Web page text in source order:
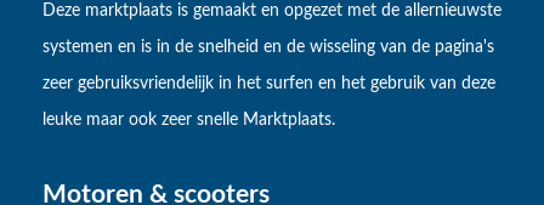
Deze marktplaats is gemaakt en opgezet met de allernieuwste
systemen en is in de snelheid en de wisseling van de pagina's
zeer gebruiksvriendelijk in het surfen en het gebruik van deze
leuke maar ook zeer snelle Marktplaats.
Motoren & scooters